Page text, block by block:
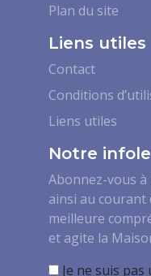
Plan du site
Liens utiles
Contact
Conditions
Liens utiles
Notre
Abonnez-vous
ainsi au
meilleure
et agite la
Je ne suis